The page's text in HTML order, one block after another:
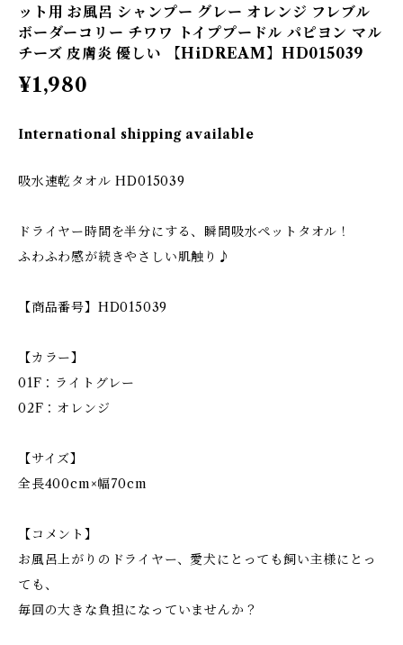
ット用 お風呂 シャンプー グレー オレンジ フレブル
ボーダーコリー チワワ トイププードル パピヨン マル
チーズ 皮膚炎 優しい 【HiDREAM】HD015039
¥1,980
International shipping available
吸水速乾タオル HD015039
ドライヤー時間を半分にする、瞬間吸水ペットタオル！
ふわふわ感が続きやさしい肌触り♪
【商品番号】HD015039
【カラー】
01F：ライトグレー
02F：オレンジ
【サイズ】
全長400cm×幅70cm
【コメント】
お風呂上がりのドライヤー、愛犬にとっても飼い主様にとっ
ても、
毎回の大きな負担になっていませんか？